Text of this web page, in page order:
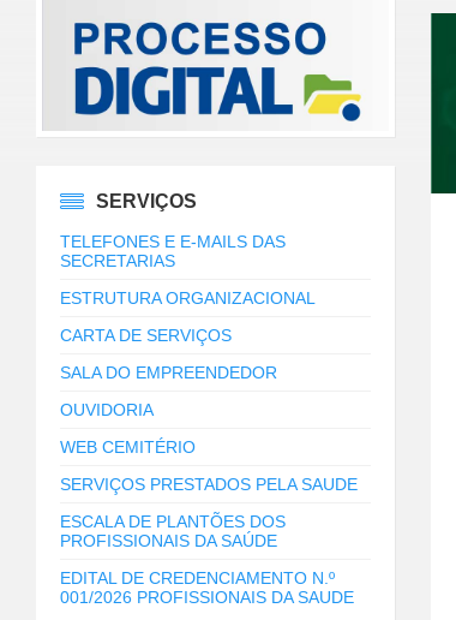
SERVIÇOS
TELEFONES E E-MAILS DAS
SECRETARIAS
ESTRUTURA ORGANIZACIONAL
CARTA DE SERVIÇOS
SALA DO EMPREENDEDOR
OUVIDORIA
WEB CEMITÉRIO
SERVIÇOS PRESTADOS PELA SAUDE
ESCALA DE PLANTÕES DOS
PROFISSIONAIS DA SAÚDE
EDITAL DE CREDENCIAMENTO N.º
001/2026 PROFISSIONAIS DA SAUDE